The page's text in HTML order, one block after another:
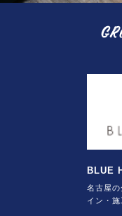
BLUE
名古屋
イン・